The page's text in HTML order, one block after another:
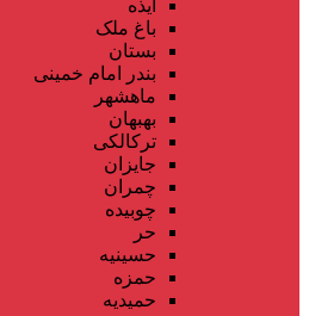
ایذه
باغ ملک
بستان
بندر امام خمینی
ماهشهر
بهبهان
ترکالکی
جایزان
چمران
چوبیده
حر
حسینیه
حمزه
حمیدیه